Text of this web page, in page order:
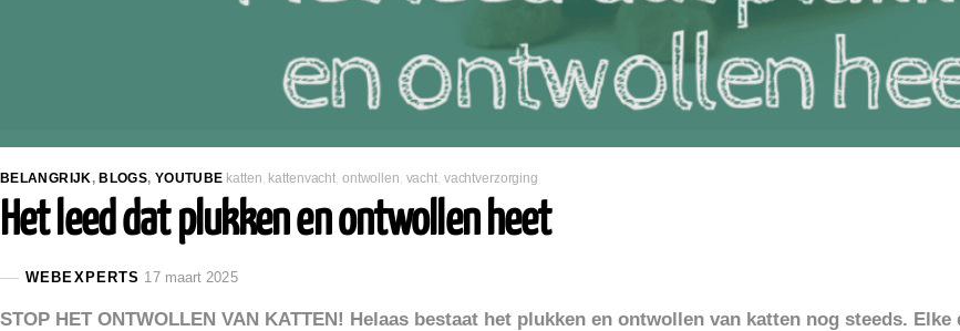
BELANGRIJK , BLOGS, YOUTUBE katten kattenvacht ontwollen vacht vachtverzorging
Het leed dat plukken en ontwollen heet
WEBEXPERTS 17 maart 2025
STOP HET ONTWOLLEN VAN KATTEN! Helaas bestaat het plukken en ontwollen van katten nog steeds.